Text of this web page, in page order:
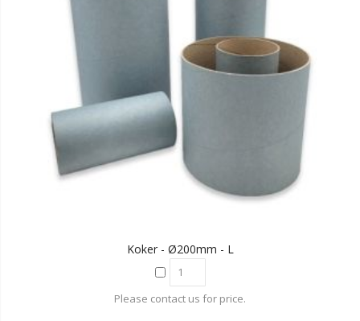
Koker - Ø200mm - L
Please contact us for price.